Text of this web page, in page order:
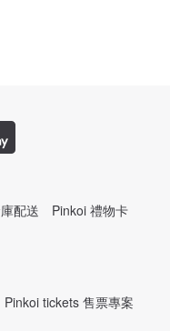
配送
Pinkoi 禮物卡
Pinkoi tickets 售票專案